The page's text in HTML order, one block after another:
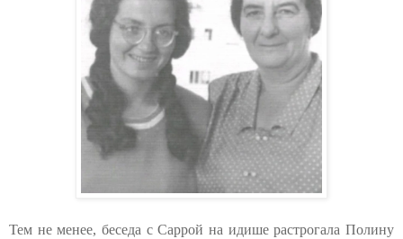
Тем не менее, беседа с Саррой на идише растрогала Полину